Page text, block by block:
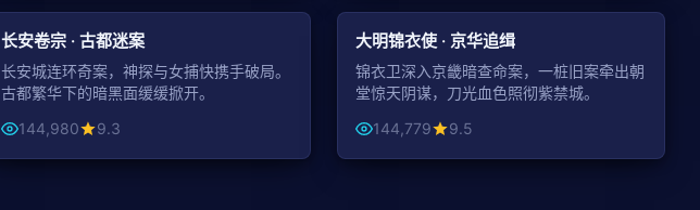
古装
长安卷宗 · 古都迷案
长安城连环奇案，神探与女捕快携手破局。
古都繁华下的暗黑面缓缓掀开。
144,980
9.3
古装
大明锦衣使 · 京华追缉
锦衣卫深入京畿暗查命案，一桩旧案牵出朝
堂惊天阴谋，刀光血色照彻紫禁城。
144,779
9.5